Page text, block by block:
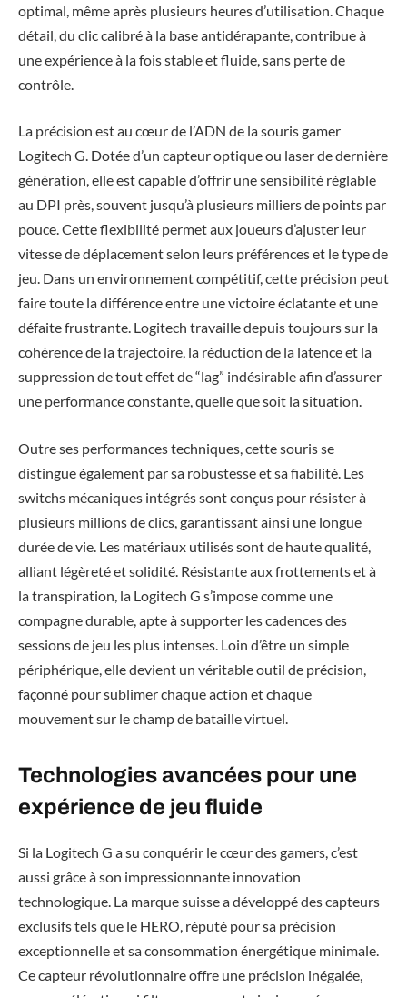
optimal, même après plusieurs heures d’utilisation. Chaque
détail, du clic calibré à la base antidérapante, contribue à
une expérience à la fois stable et fluide, sans perte de
contrôle.
La précision est au cœur de l’ADN de la souris gamer
Logitech G. Dotée d’un capteur optique ou laser de dernière
génération, elle est capable d’offrir une sensibilité réglable
au DPI près, souvent jusqu’à plusieurs milliers de points par
pouce. Cette flexibilité permet aux joueurs d’ajuster leur
vitesse de déplacement selon leurs préférences et le type de
jeu. Dans un environnement compétitif, cette précision peut
faire toute la différence entre une victoire éclatante et une
défaite frustrante. Logitech travaille depuis toujours sur la
cohérence de la trajectoire, la réduction de la latence et la
suppression de tout effet de “lag” indésirable afin d’assurer
une performance constante, quelle que soit la situation.
Outre ses performances techniques, cette souris se
distingue également par sa robustesse et sa fiabilité. Les
switchs mécaniques intégrés sont conçus pour résister à
plusieurs millions de clics, garantissant ainsi une longue
durée de vie. Les matériaux utilisés sont de haute qualité,
alliant légèreté et solidité. Résistante aux frottements et à
la transpiration, la Logitech G s’impose comme une
compagne durable, apte à supporter les cadences des
sessions de jeu les plus intenses. Loin d’être un simple
périphérique, elle devient un véritable outil de précision,
façonné pour sublimer chaque action et chaque
mouvement sur le champ de bataille virtuel.
Technologies avancées pour une
expérience de jeu fluide
Si la Logitech G a su conquérir le cœur des gamers, c’est
aussi grâce à son impressionnante innovation
technologique. La marque suisse a développé des capteurs
exclusifs tels que le HERO, réputé pour sa précision
exceptionnelle et sa consommation énergétique minimale.
Ce capteur révolutionnaire offre une précision inégalée,